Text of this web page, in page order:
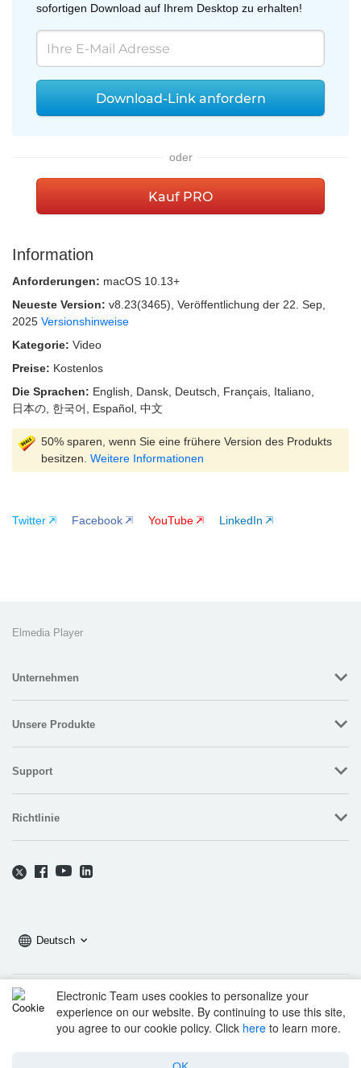
Electronic Team uses cookies to personalize your
experience on our website. By continuing to use this site,
you agree to our cookie policy. Click here to learn more.
sofortigen Download auf Ihrem Desktop zu erhalten!
Download-Link anfordern
oder
Kauf PRO
Information
Anforderungen: macOS 10.13+
Neueste Version: v8.23(3465) , Veröffentlichung der 22. Sep,
2025 Versionshinweise
Kategorie: Video
Preise: Kostenlos
Die Sprachen: English, Dansk, Deutsch, Français, Italiano,
日本の, 한국어, Español, 中文
50% sparen, wenn Sie eine frühere Version des Produkts
besitzen. Weitere Informationen
Twitter Facebook YouTube LinkedIn
Elmedia Player
Unternehmen
Unsere Produkte
Support
Richtlinie
Deutsch
Copyright © 2025 Electronic Team, Inc. und die mit ihr verbundenen
Unternehmen und Lizenzgeber.Rechtliche Informationen.
11890 Sunrise Valley Dr, Ste 111, Reston, VA 20191, USA • +12023358465 •